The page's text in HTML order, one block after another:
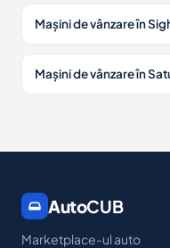
Mașini de vânzare în
Mașini de vânzare în
AutoCUB
Marketplace-ul auto